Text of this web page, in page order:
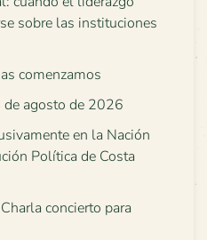
sobre las instituciones
comenzamos
de agosto de 2026
en la Nación
Política de Costa
concierto para